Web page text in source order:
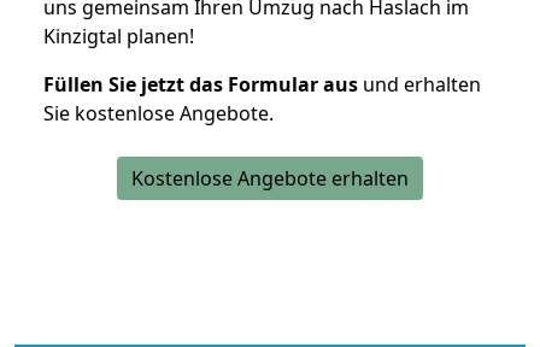
uns gemeinsam Ihren Umzug nach Haslach im
Kinzigtal planen!
Füllen Sie jetzt das Formular aus und erhalten
Sie kostenlose Angebote.
Kostenlose Angebote erhalten